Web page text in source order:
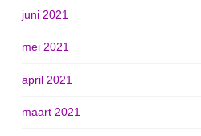
juni 2021
mei 2021
april 2021
maart 2021